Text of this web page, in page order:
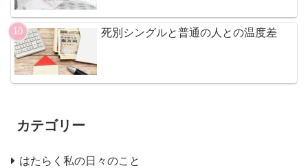
死別シングルと普通の人との温度差
カテゴリー
はたらく私の日々のこと